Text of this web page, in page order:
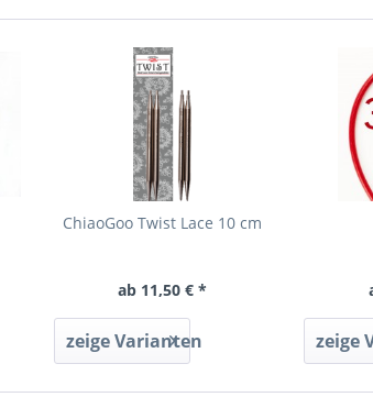
ChiaoGoo Twist Lace 10 cm
ab 11,50 € *
zeige Varianten zeige